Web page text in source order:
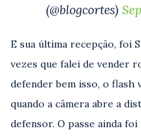
(@blogcortes)
E sua última recepção, foi
vezes que falei de vender
defender bem isso, o flash
quando a câmera abre a
defensor. O passe ainda